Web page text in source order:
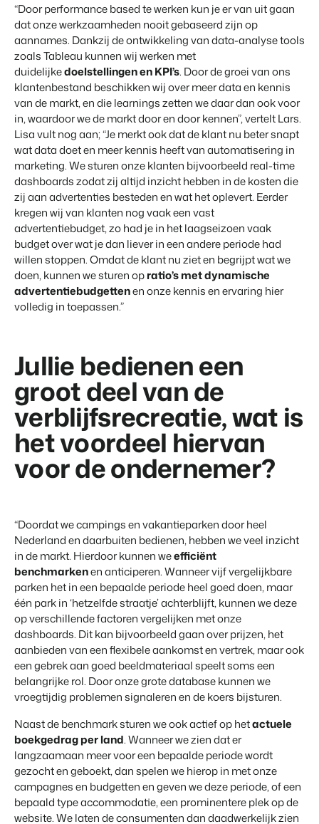
“Door performance based te werken kun je er van uit gaan
dat onze werkzaamheden nooit gebaseerd zijn op
aannames. Dankzij de ontwikkeling van data-analyse tools
zoals Tableau kunnen wij werken met
duidelijkedoelstellingen en KPI’s. Door de groei van ons
klantenbestand beschikken wij over meer data en kennis
van de markt, en die learnings zetten we daar dan ook voor
in, waardoor we de markt door en door kennen”, vertelt Lars.
Lisa vult nog aan; “Je merkt ook dat de klant nu beter snapt
wat data doet en meer kennis heeft van automatisering in
marketing. We sturen onze klanten bijvoorbeeld real-time
dashboards zodat zij altijd inzicht hebben in de kosten die
zij aan advertenties besteden en wat het oplevert. Eerder
kregen wij van klanten nog vaak een vast
advertentiebudget, zo had je in het laagseizoen vaak
budget over wat je dan liever in een andere periode had
willen stoppen. Omdat de klant nu ziet en begrijpt wat we
doen, kunnen we sturen opratio’s met dynamische
advertentiebudgettenen onze kennis en ervaring hier
volledig in toepassen.”
Jullie bedienen een
groot deel van de
verblijfsrecreatie, wat is
het voordeel hiervan
voor de ondernemer?
“Doordat we campings en vakantieparken door heel
Nederland en daarbuiten bedienen, hebben we veel inzicht
in de markt. Hierdoor kunnen weefficiënt
benchmarkenen anticiperen. Wanneer vijf vergelijkbare
parken het in een bepaalde periode heel goed doen, maar
één park in ‘hetzelfde straatje’ achterblijft, kunnen we deze
op verschillende factoren vergelijken met onze
dashboards. Dit kan bijvoorbeeld gaan over prijzen, het
aanbieden van een flexibele aankomst en vertrek, maar ook
een gebrek aan goed beeldmateriaal speelt soms een
belangrijke rol. Door onze grote database kunnen we
vroegtijdig problemen signaleren en de koers bijsturen.
Naast de benchmark sturen we ook actief op hetactuele
boekgedrag per land. Wanneer we zien dat er
langzaamaan meer voor een bepaalde periode wordt
gezocht en geboekt, dan spelen we hierop in met onze
campagnes en budgetten en geven we deze periode, of een
bepaald type accommodatie, een prominentere plek op de
website. We laten de consumenten dan daadwerkelijk zien